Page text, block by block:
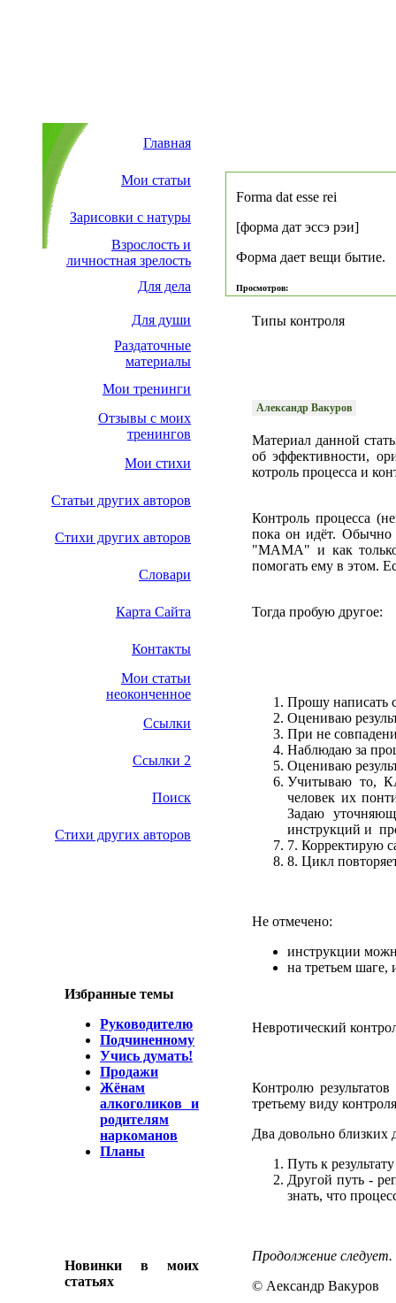
Главная
Мои статьи
Зарисовки с натуры
Взрослость и
личностная зрелость
Для дела
Для души
Раздаточные
материалы
Мои тренинги
Отзывы с моих
тренингов
Мои стихи
Статьи других авторов
Стихи других авторов
Словари
Карта Сайта
Контакты
Мои статьи
неоконченное
Ссылки
Ссылки 2
Поиск
Стихи других авторов
Избранные темы
Руководителю
Подчиненному
Учись думать!
Продажи
Жёнам
алкоголиков и
родителям
наркоманов
Планы
Новинки в моих
статьях
Типы контроля
Александр Вакуров
Материал данной
об эффективности,
котроль процесса и
Контроль процесса
пока он идёт. Обычно
"МАМА" и как только
помогать ему в этом.
Тогда пробую другое:
Прошу
Оцениваю
При не
Наблюдаю за
Оцениваю
Учитываю то,
человек их
Задаю
инструкций и
7. Корректирую
8. Цикл
Не отмечено:
инструкции
на третьем
Невротический
Контролю
третьему виду
Два довольно близких
Путь к
Другой путь -
знать, что
Продолжение следует.
© Аександр Вакуров
Forma dat esse rei
[форма дат эссэ рэи]
Форма дает вещи бытие.
Просмотров: